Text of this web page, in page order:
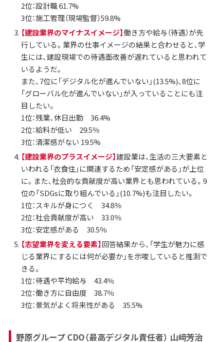
2位：設計職 61.7%
3位：施工管理（現場監督）59.8%
【建設業界のマイナスイメージ】働き方や給与（待遇）が先
行している。業界の仕事イメージの結果と合わせると、学
生には、建設現場での待遇面改善が遅れていると思われて
いるようだ。
また、7位に「デジタル化が進んでいない」(13.5%)、8位に
「グローバル化が進んでいない」が入っていることにも注
目したい。
1位：残業、休日出勤 36.4%
2位：給料が低い 29.5％
3位：清潔感がない 19.5%
【建設業界のプラスイメージ】建設業は、生活の三大要素と
いわれる「衣食住」に関連するため「安定感がある」が上位
に。また、社会的な貢献度が高い業界とも思われている。9
位の「SDGsに取り組んでいる」(10.7%)も注目したい。
1位：スキルが身につく 34.8％
2位：社会貢献度が高い 33.0％
3位：安定感がある 30.5％
【志望業界を変える要素】回答結果から、「学生が魅力に感
じる業界にするには何が必要か」を示唆していると推測で
きる。
1位：待遇や平均給与 43.4％
2位：働き方に自由度 38.7％
3位：景気がよく将来性がある 35.5%
野原グループ CDO（最高デジタル責任者） 山﨑芳治